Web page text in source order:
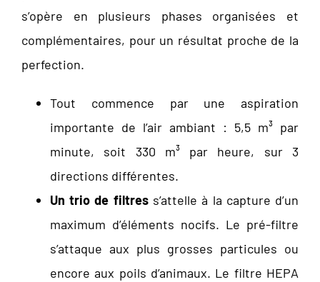
s’opère en plusieurs phases organisées et
complémentaires, pour un résultat proche de la
perfection.
Tout commence par une aspiration
importante de l’air ambiant : 5,5 m³ par
minute, soit 330 m³ par heure, sur 3
directions différentes.
Un trio de filtress’attelle à la capture d’un
maximum d’éléments nocifs. Le pré-filtre
s’attaque aux plus grosses particules ou
encore aux poils d’animaux. Le filtre HEPA